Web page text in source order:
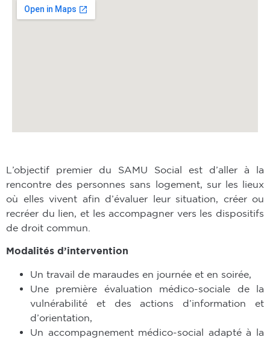
L’objectif premier du SAMU Social est d’aller à la
rencontre des personnes sans logement, sur les lieux
où elles vivent afin d’évaluer leur situation, créer ou
recréer du lien, et les accompagner vers les dispositifs
de droit commun.
Modalités d’intervention
Un travail de maraudes en journée et en soirée,
Une première évaluation médico-sociale de la
vulnérabilité et des actions d’information et
d’orientation,
Un accompagnement médico-social adapté à la